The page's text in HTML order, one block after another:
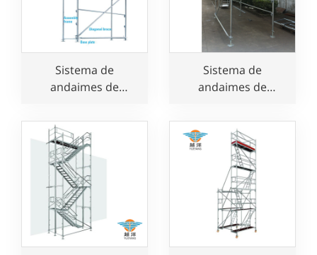
Sistema de
andaimes de
galvanizado
Sistema de
andaimes de
europeu para uso
em construção